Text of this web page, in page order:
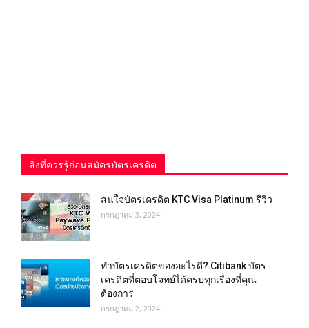
สิ่งที่ควรรู้ก่อนสมัครบัตรเครดิต
สนใจบัตรเครดิต KTC Visa Platinum รีวิว
กรกฎาคม 3, 2024
ทำบัตรเครดิตของอะไรดี? Citibank บัตร
เครดิตที่ตอบโจทย์ได้ครบทุกเรื่องที่คุณ
ต้องการ
กรกฎาคม 2, 2024